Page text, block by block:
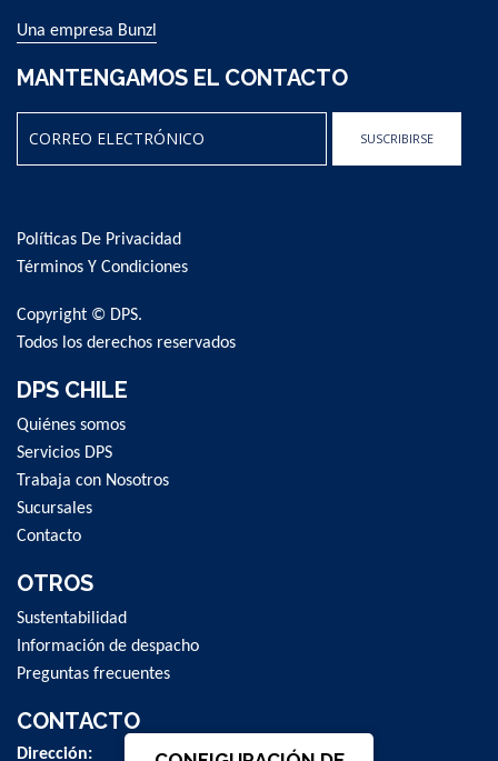
Una empresa Bunzl
MANTENGAMOS EL CONTACTO
Our
Newsletter:
SUSCRIBIRSE
Políticas De Privacidad
Términos Y Condiciones
Copyright © DPS.
Todos los derechos reservados
DPS CHILE
Quiénes somos
Servicios DPS
Trabaja con Nosotros
Sucursales
Contacto
OTROS
Sustentabilidad
Información de despacho
Preguntas frecuentes
CONTACTO
Dirección: